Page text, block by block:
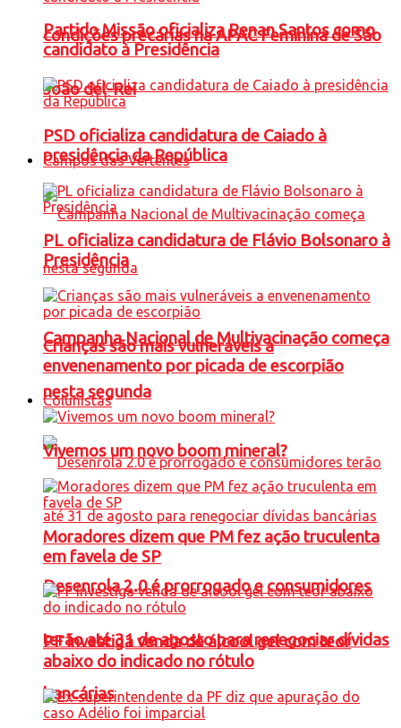
condições precárias na APAC Feminina de São
João del-Rei
Campos das Vertentes
Campanha Nacional de Multivacinação começa
nesta segunda
Desenrola 2.0 é prorrogado e consumidores
terão até 31 de agosto para renegociar dívidas
bancárias
Partido Missão oficializa Renan Santos como
candidato à Presidência
PSD oficializa candidatura de Caiado à
presidência da República
PL oficializa candidatura de Flávio Bolsonaro à
Presidência
Crianças são mais vulneráveis a
envenenamento por picada de escorpião
Colunistas
Vivemos um novo boom mineral?
Moradores dizem que PM fez ação truculenta
em favela de SP
PF investiga venda de álcool gel com teor
abaixo do indicado no rótulo